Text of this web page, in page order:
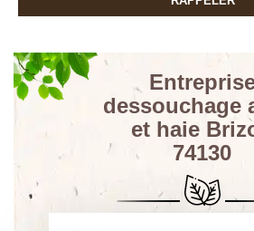
dessouchage
et haie
74130